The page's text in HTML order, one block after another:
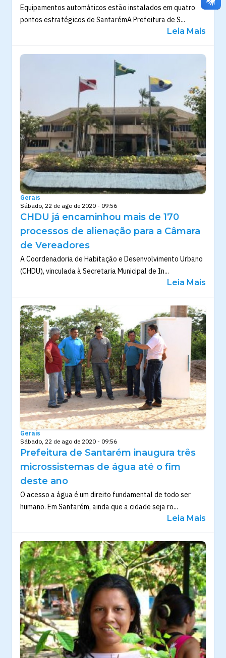
Equipamentos automáticos estão instalados em quatro
pontos estratégicos de SantarémA Prefeitura de S...
Leia Mais
Gerais
Sábado, 22 de ago de 2020 - 09:56
CHDU já encaminhou mais de 170
processos de alienação para a Câmara
de Vereadores
A Coordenadoria de Habitação e Desenvolvimento Urbano
(CHDU), vinculada à Secretaria Municipal de In...
Leia Mais
Gerais
Sábado, 22 de ago de 2020 - 09:56
Prefeitura de Santarém inaugura três
microssistemas de água até o fim
deste ano
O acesso a água é um direito fundamental de todo ser
humano. Em Santarém, ainda que a cidade seja ro...
Leia Mais